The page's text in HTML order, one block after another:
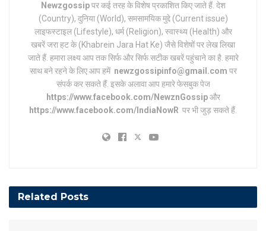
Newzgossipपर कई तरह के विशेष प्रकाशित किए जाते हैं. देश
(Country), दुनिया (World), समसामयिक मुद्दे (Current issue)
लाइफस्टाइल (Lifestyle), धर्म (Religion), स्वास्थ्य (Health) और
खबरें जरा हट के (Khabrein Jara Hat Ke) जैसे विशेषों पर लेख लिखा
जाते हैं. हमारा लक्ष्य आप तक सिर्फ और सिर्फ सटीक खबरें पहुंचाने का है. हमारे
साथ बने रहने के लिए आप हमें newzgossipinfo@gmail.com पर
संपर्क कर सकते हैं. इसके अलावा आप हमारे फेसबुक पेज
https://www.facebook.com/NewznGossipऔर
https://www.facebook.com/IndiaNowR पर भी जुड़ सकते हैं.
Related Posts